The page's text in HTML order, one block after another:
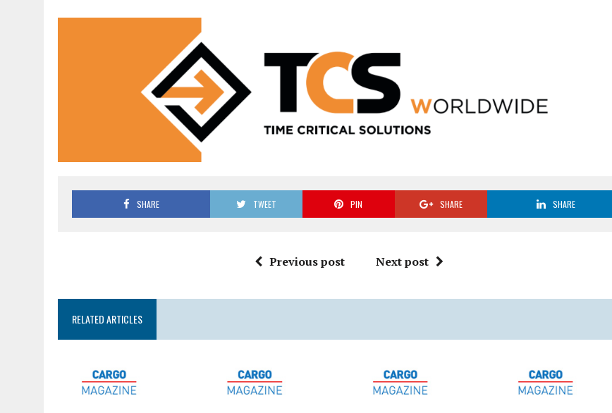
SHARE TWEET PIN SHARE SHARE
Previous post Next post
RELATED ARTICLES